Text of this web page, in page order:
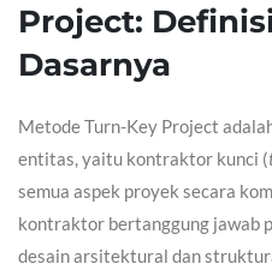
Project:
Dasarnya
Metode Turn-Key Project
entitas, yaitu kontraktor kunci (
semua aspek proyek secara
kontraktor bertanggung jawab
desain arsitektural dan